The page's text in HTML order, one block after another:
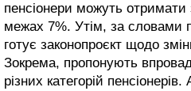
пенсіонери можуть
межах 7%. Утім, за словами
готує законопроєкт щодо
Зокрема, пропонують
різних категорій